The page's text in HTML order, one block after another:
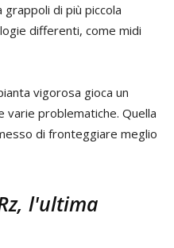
di più piccola
differenti, come midi
vigorosa gioca un
problematiche. Quella
di fronteggiare meglio
l'ultima